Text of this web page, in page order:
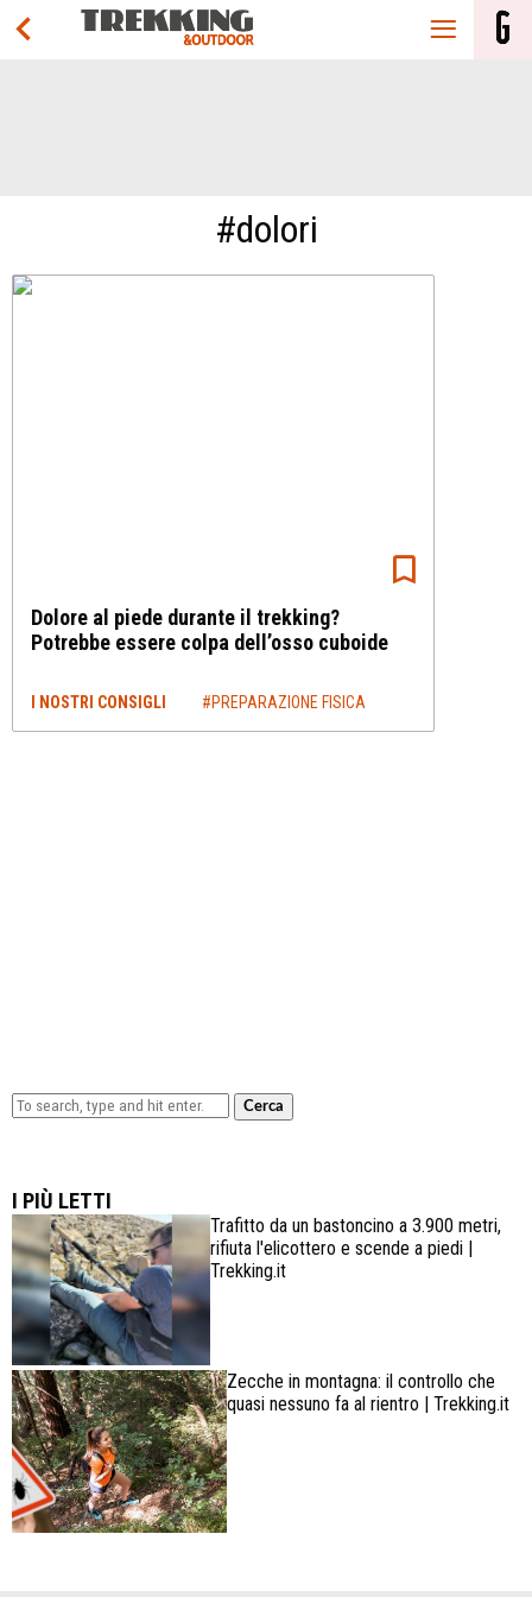
#dolori
Dolore al piede durante il trekking?
Potrebbe essere colpa dell’osso cuboide
I NOSTRI CONSIGLI #PREPARAZIONE FISICA
Cerca
I PIÙ LETTI
Trafitto da un bastoncino a 3.900 metri,
rifiuta l'elicottero e scende a piedi |
Trekking.it
Zecche in montagna: il controllo che
quasi nessuno fa al rientro | Trekking.it